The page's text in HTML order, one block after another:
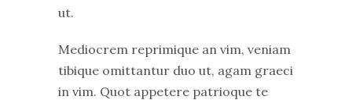
ut.
Mediocrem reprimique an vim, veniam
tibique omittantur duo ut, agam graeci
in vim. Quot appetere patrioque te